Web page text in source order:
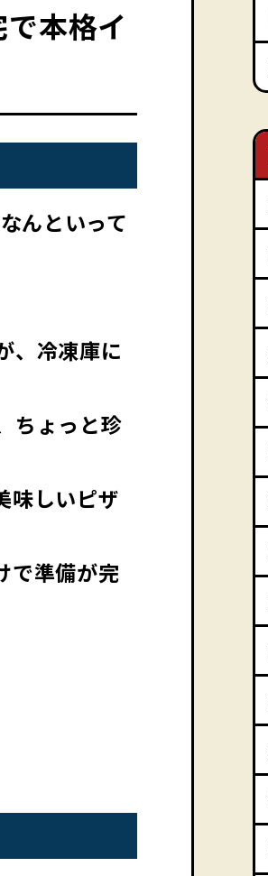
本格イ
んといって
、冷凍庫に
ちょっと珍
味しいピザ
で準備が完